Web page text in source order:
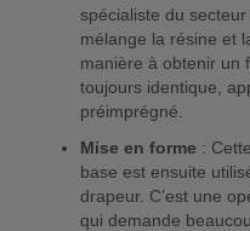
spécialiste du
mélange la résine et
manière à obtenir un
toujours identique,
préimprégné.
Mise en forme :
base est ensuite
drapeur. C’est une
qui demande